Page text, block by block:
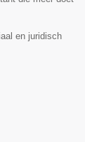
en juridisch